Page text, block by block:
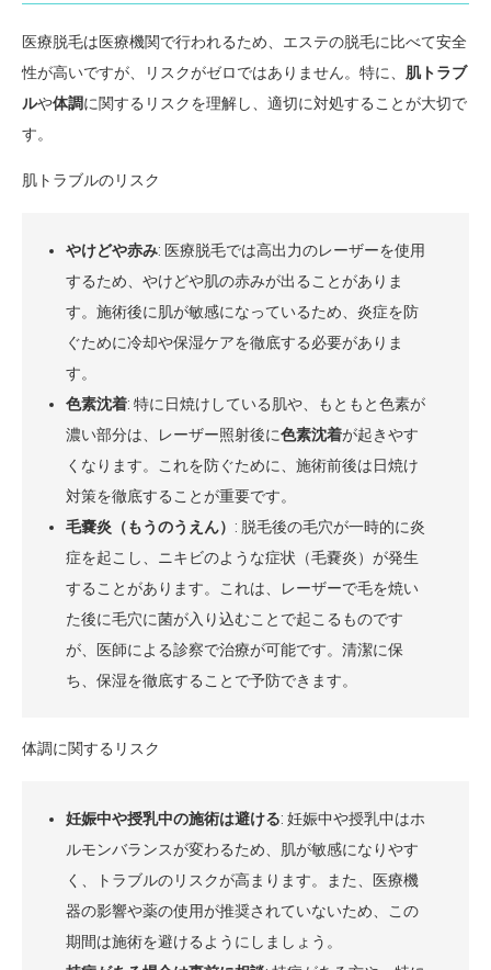
医療脱毛は医療機関で行われるため、エステの脱毛に比べて安全
性が高いですが、リスクがゼロではありません。特に、 肌トラブ
ルや体調に関するリスクを理解し、適切に対処することが大切で
す。
肌トラブルのリスク
やけどや赤み: 医療脱毛では高出力のレーザーを使用
するため、やけどや肌の赤みが出ることがありま
す。施術後に肌が敏感になっているため、炎症を防
ぐために冷却や保湿ケアを徹底する必要がありま
す。
色素沈着: 特に日焼けしている肌や、もともと色素が
濃い部分は、レーザー照射後に色素沈着が起きやす
くなります。これを防ぐために、施術前後は日焼け
対策を徹底することが重要です。
毛嚢炎（もうのうえん） : 脱毛後の毛穴が一時的に炎
症を起こし、ニキビのような症状（毛嚢炎）が発生
することがあります。これは、レーザーで毛を焼い
た後に毛穴に菌が入り込むことで起こるものです
が、医師による診察で治療が可能です。清潔に保
ち、保湿を徹底することで予防できます。
体調に関するリスク
妊娠中や授乳中の施術は避ける: 妊娠中や授乳中はホ
ルモンバランスが変わるため、肌が敏感になりやす
く、トラブルのリスクが高まります。また、医療機
器の影響や薬の使用が推奨されていないため、この
期間は施術を避けるようにしましょう。